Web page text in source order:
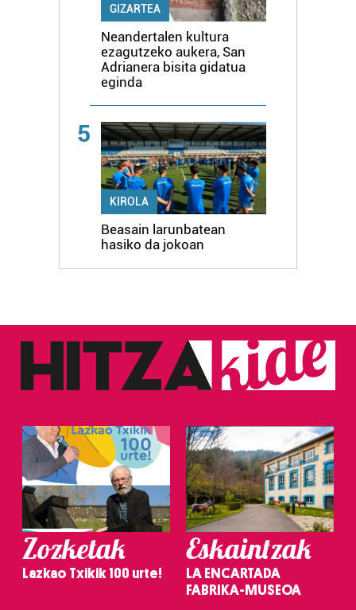
GIZARTEA
Neandertalen kultura
ezagutzeko aukera, San
Adrianera bisita gidatua
eginda
5
KIROLA
Beasain larunbatean
hasiko da jokoan
Zozketak
Lazkao Txikik 100 urte!
Eskaintzak
LA ENCARTADA
FABRIKA-MUSEOA